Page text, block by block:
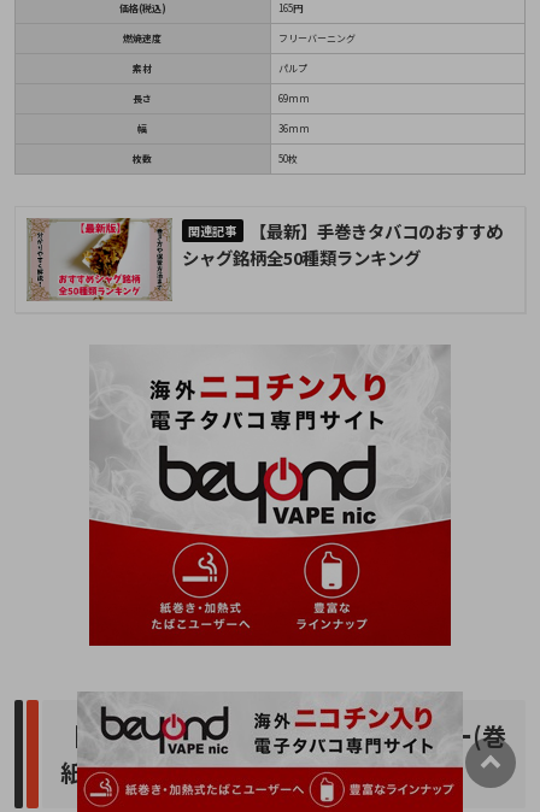
価格(税込) 165円
燃焼速度 フリーバーニング
素材 パルプ
長さ 69mm
幅 36mm
枚数 50枚
【最新】手巻きタバコのおすすめ
シャグ銘柄全50種類ランキング
【ブランド別】OCBのタバコペーパー(巻
紙)11種類を安い順にご紹介